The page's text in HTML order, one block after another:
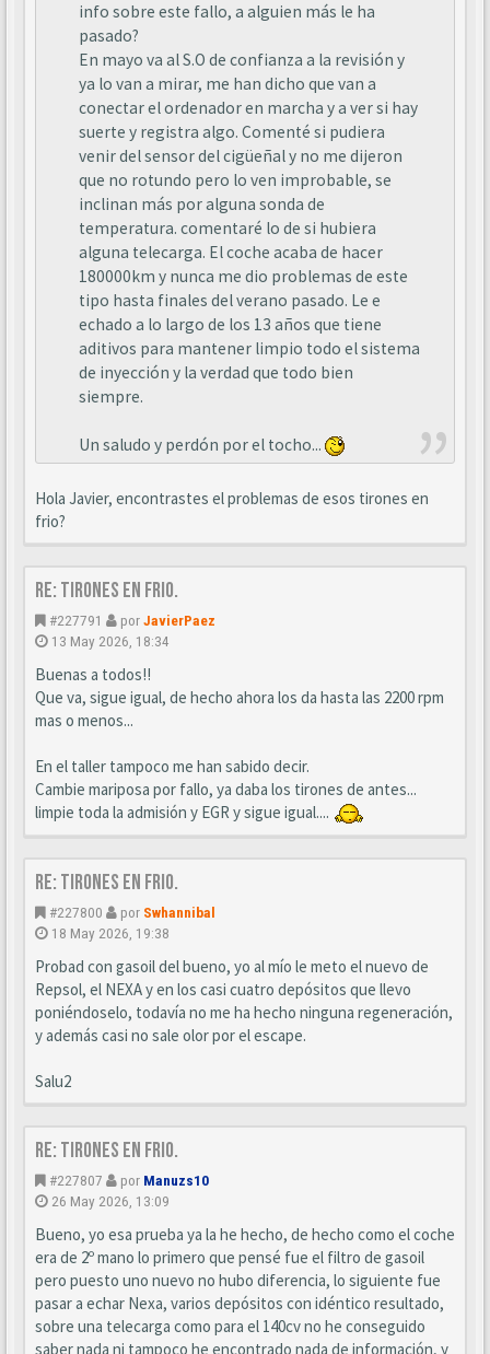
info sobre este fallo, a alguien más le ha
pasado?
En mayo va al S.O de confianza a la revisión y
ya lo van a mirar, me han dicho que van a
conectar el ordenador en marcha y a ver si hay
suerte y registra algo. Comenté si pudiera
venir del sensor del cigüeñal y no me dijeron
que no rotundo pero lo ven improbable, se
inclinan más por alguna sonda de
temperatura. comentaré lo de si hubiera
alguna telecarga. El coche acaba de hacer
180000km y nunca me dio problemas de este
tipo hasta finales del verano pasado. Le e
echado a lo largo de los 13 años que tiene
aditivos para mantener limpio todo el sistema
de inyección y la verdad que todo bien
siempre.
Un saludo y perdón por el tocho...
Hola Javier, encontrastes el problemas de esos tirones en
frio?
Re: Tirones en frio.
#227791 porJavierPaez
13 May 2026, 18:34
Buenas a todos!!
Que va, sigue igual, de hecho ahora los da hasta las 2200 rpm
mas o menos...
En el taller tampoco me han sabido decir.
Cambie mariposa por fallo, ya daba los tirones de antes...
limpie toda la admisión y EGR y sigue igual....
Re: Tirones en frio.
#227800 por Swhannibal
18 May 2026, 19:38
Probad con gasoil del bueno, yo al mío le meto el nuevo de
Repsol, el NEXA y en los casi cuatro depósitos que llevo
poniéndoselo, todavía no me ha hecho ninguna regeneración,
y además casi no sale olor por el escape.
Salu2
Re: Tirones en frio.
#227807 por Manuzs10
26 May 2026, 13:09
Bueno, yo esa prueba ya la he hecho, de hecho como el coche
era de 2º mano lo primero que pensé fue el filtro de gasoil
pero puesto uno nuevo no hubo diferencia, lo siguiente fue
pasar a echar Nexa, varios depósitos con idéntico resultado,
sobre una telecarga como para el 140cv no he conseguido
saber nada ni tampoco he encontrado nada de información, y